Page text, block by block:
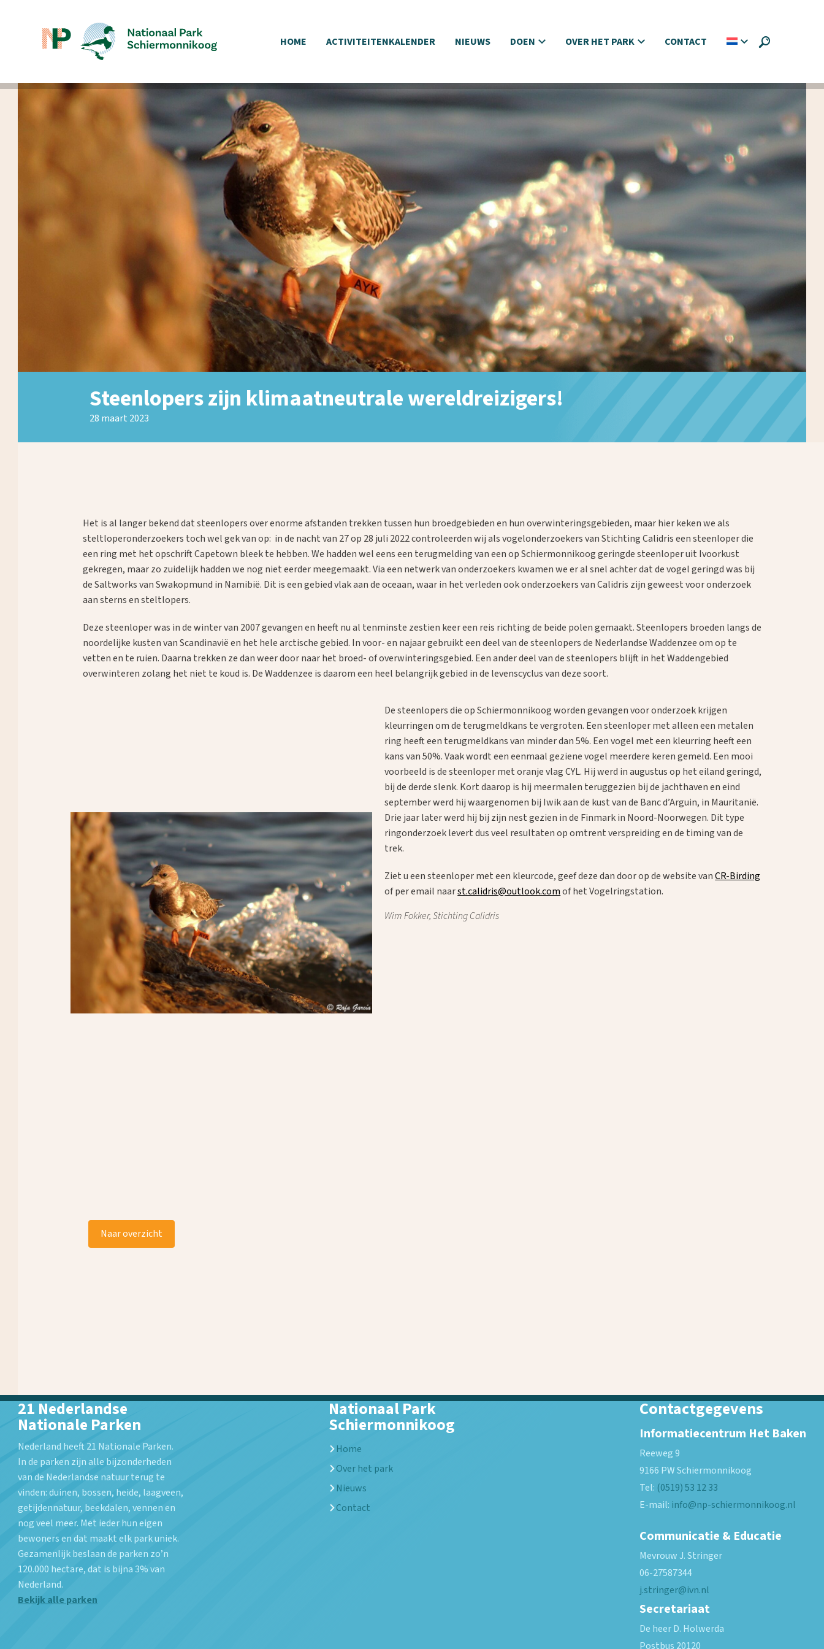
HOME ACTIVITEITENKALENDER NIEUWS DOEN OVER HET PARK CONTACT
Waar ben je naar op zoek?
Steenlopers zijn klimaatneutrale wereldreizigers!
28 maart 2023
Het is al langer bekend dat steenlopers over enorme afstanden trekken tussen hun broedgebieden en hun overwinteringsgebieden, maar hier keken we als
steltloperonderzoekers toch wel gek van op: in de nacht van 27 op 28 juli 2022 controleerden wij als vogelonderzoekers van Stichting Calidris een steenloper die
een ring met het opschrift Capetown bleek te hebben. We hadden wel eens een terugmelding van een op Schiermonnikoog geringde steenloper uit Ivoorkust
gekregen, maar zo zuidelijk hadden we nog niet eerder meegemaakt. Via een netwerk van onderzoekers kwamen we er al snel achter dat de vogel geringd was bij
de Saltworks van Swakopmund in Namibië. Dit is een gebied vlak aan de oceaan, waar in het verleden ook onderzoekers van Calidris zijn geweest voor onderzoek
aan sterns en steltlopers.
Deze steenloper was in de winter van 2007 gevangen en heeft nu al tenminste zestien keer een reis richting de beide polen gemaakt. Steenlopers broeden langs de
noordelijke kusten van Scandinavië en het hele arctische gebied. In voor- en najaar gebruikt een deel van de steenlopers de Nederlandse Waddenzee om op te
vetten en te ruien. Daarna trekken ze dan weer door naar het broed- of overwinteringsgebied. Een ander deel van de steenlopers blijft in het Waddengebied
overwinteren zolang het niet te koud is. De Waddenzee is daarom een heel belangrijk gebied in de levenscyclus van deze soort.
De steenlopers die op Schiermonnikoog worden gevangen voor onderzoek krijgen
kleurringen om de terugmeldkans te vergroten. Een steenloper met alleen een metalen
ring heeft een terugmeldkans van minder dan 5%. Een vogel met een kleurring heeft een
kans van 50%. Vaak wordt een eenmaal geziene vogel meerdere keren gemeld. Een mooi
voorbeeld is de steenloper met oranje vlag CYL. Hij werd in augustus op het eiland geringd,
bij de derde slenk. Kort daarop is hij meermalen teruggezien bij de jachthaven en eind
september werd hij waargenomen bij Iwik aan de kust van de Banc d’Arguin, in Mauritanië.
Drie jaar later werd hij bij zijn nest gezien in de Finmark in Noord-Noorwegen. Dit type
ringonderzoek levert dus veel resultaten op omtrent verspreiding en de timing van de
trek.
Ziet u een steenloper met een kleurcode, geef deze dan door op de website vanCR-Birding
of per email naarst.calidris@outlook.comof het Vogelringstation.
Wim Fokker, Stichting Calidris
Naar overzicht
21 Nederlandse
Nationale Parken
Nederland heeft 21 Nationale Parken.
In de parken zijn alle bijzonderheden
van de Nederlandse natuur terug te
vinden: duinen, bossen, heide, laagveen,
getijdennatuur, beekdalen, vennen en
nog veel meer. Met ieder hun eigen
bewoners en dat maakt elk park uniek.
Gezamenlijk beslaan de parken zo’n
120.000 hectare, dat is bijna 3% van
Nederland.
Bekijk alle parken
Nationaal Park
Schiermonnikoog
Home
Over het park
Nieuws
Contact
Contactgegevens
Informatiecentrum Het Baken
Reeweg 9
9166 PWSchiermonnikoog
Tel: (0519) 53 12 33
E-mail: info@np-schiermonnikoog.nl
Communicatie & Educatie
Mevrouw J. Stringer
06-27587344
j.stringer@ivn.nl
Secretariaat
De heer D. Holwerda
Postbus 20120